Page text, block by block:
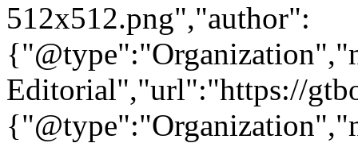
512x512.png","author":
Editorial","url":"https://